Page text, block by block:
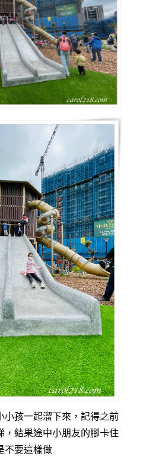
小孩一起溜下來，記得之前
，結果途中小朋友的腳卡住
不要這樣做